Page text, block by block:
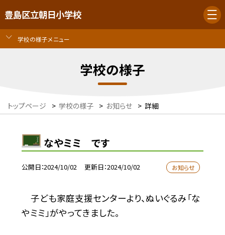
豊島区立朝日小学校
学校の様子メニュー
学校の様子
トップページ > 学校の様子 > お知らせ > 詳細
なやミミ です
公開日 2024/10/02 更新日 2024/10/02 お知らせ
子ども家庭支援センターより、ぬいぐるみ「な
やミミ」がやってきました。